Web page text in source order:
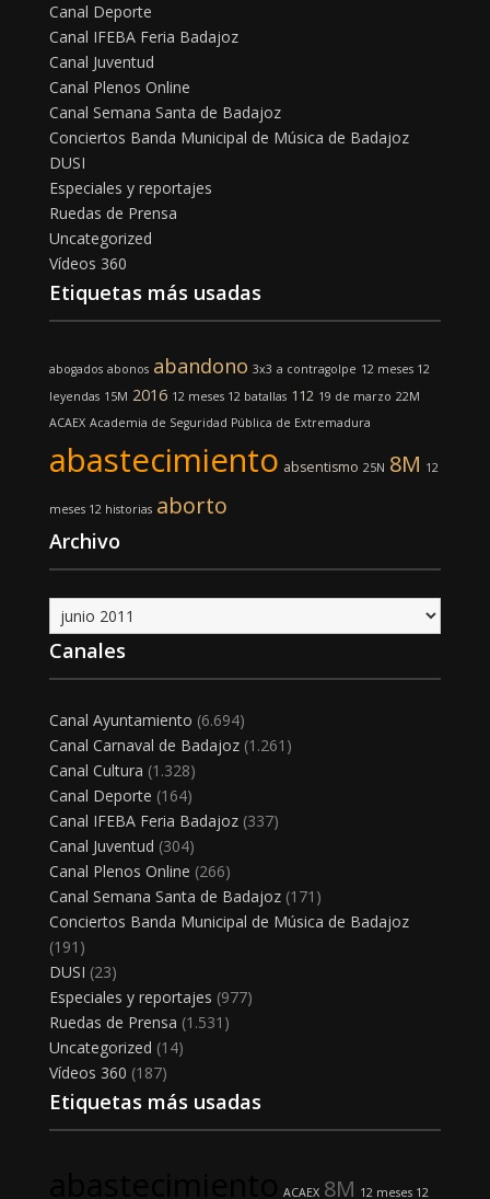
Canal Deporte
Canal IFEBA Feria Badajoz
Canal Juventud
Canal Plenos Online
Canal Semana Santa de Badajoz
Conciertos Banda Municipal de Música de Badajoz
DUSI
Especiales y reportajes
Ruedas de Prensa
Uncategorized
Vídeos 360
Etiquetas más usadas
abogados abonos abandono 3x3 a contragolpe 12 meses 12
leyendas 15M 2016 12 meses 12 batallas 112 19 de marzo 22M
ACAEX Academia de Seguridad Pública de Extremadura
abastecimiento absentismo 25N 8M 12
meses 12 historias aborto
Archivo
Archivo
Canales
Canal Ayuntamiento (6.694)
Canal Carnaval de Badajoz(1.261)
Canal Cultura (1.328)
Canal Deporte (164)
Canal IFEBA Feria Badajoz(337)
Canal Juventud (304)
Canal Plenos Online (266)
Canal Semana Santa de Badajoz(171)
Conciertos Banda Municipal de Música de Badajoz
(191)
DUSI (23)
Especiales y reportajes (977)
Ruedas de Prensa (1.531)
Uncategorized (14)
Vídeos 360 (187)
Etiquetas más usadas
ACAEX 8M 12 meses 12